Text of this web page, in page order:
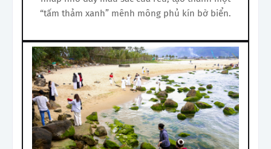
“tấm thảm xanh” mênh mông phủ kín bờ biển.